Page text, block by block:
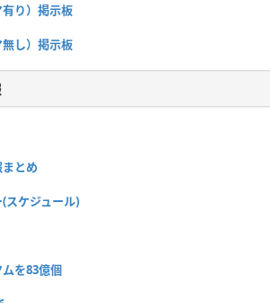
り）掲示板
し）掲示板
とめ
スケジュール)
を83億個